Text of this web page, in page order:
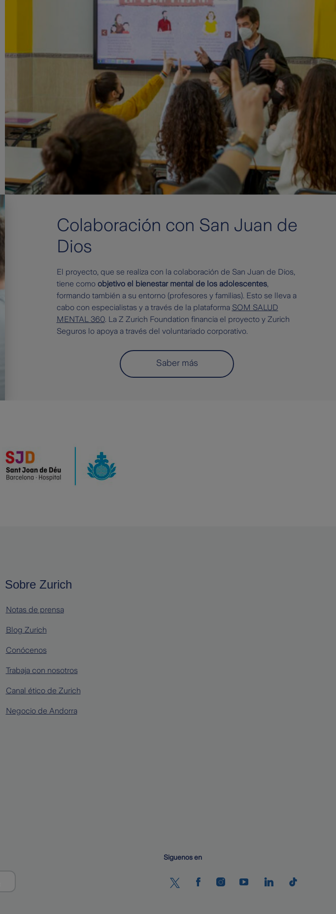
Colaboración con San Juan de
Dios
El proyecto, que se realiza con la colaboración de San Juan de Dios,
tiene como objetivo el bienestar mental de los adolescentes,
formando también a su entorno (profesores y familias). Esto se lleva a
cabo con especialistas y a través de la plataforma SOM SALUD
MENTAL 360. La Z Zurich Foundation financia el proyecto y Zurich
Seguros lo apoya a través del voluntariado corporativo.
Saber más
Sobre Zurich
Notas de prensa
Blog Zurich
Conócenos
Trabaja con nosotros
Canal ético de Zurich
Negocio de Andorra
Siguenos en